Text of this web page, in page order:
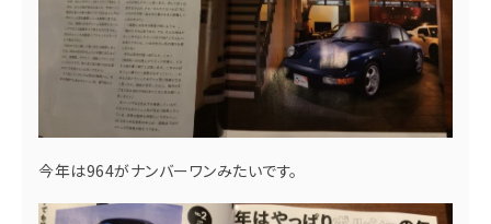
今年は964がナンバーワンみたいです。